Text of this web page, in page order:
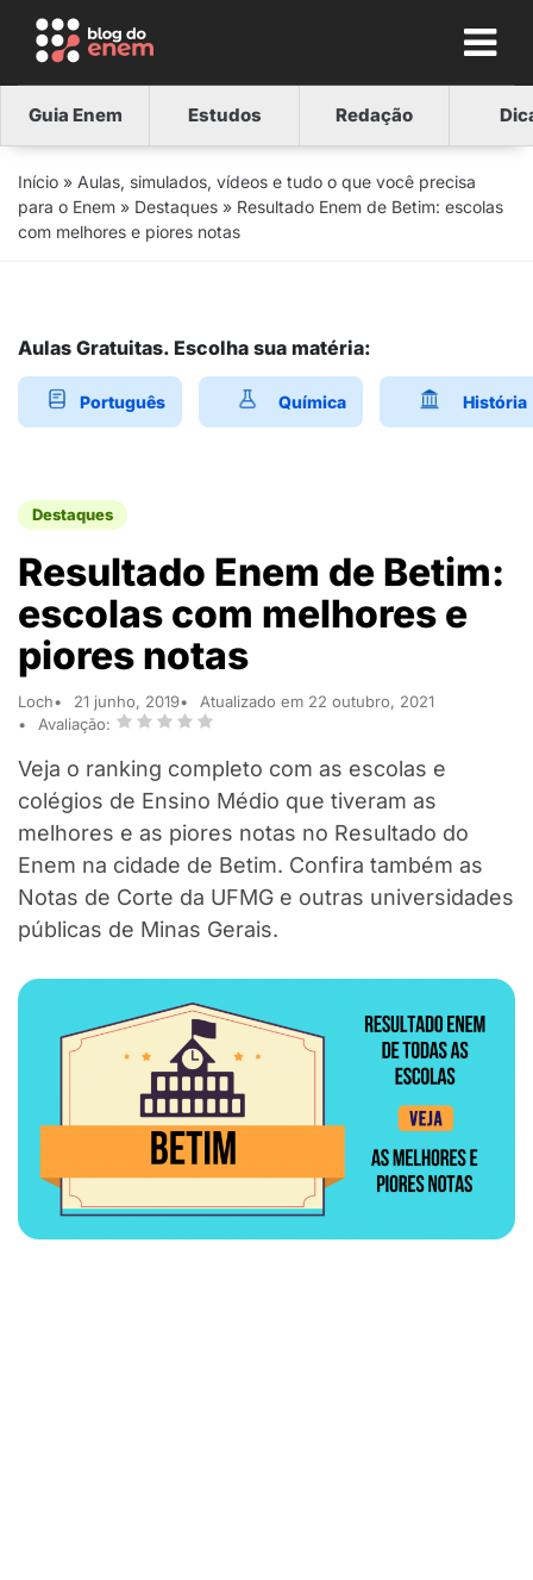
Guia Enem Estudos Redação
Início » Aulas, simulados, vídeos e tudo o que você precisa
para o Enem » Destaques » Resultado Enem de Betim: escolas
com melhores e piores notas
Aulas Gratuitas. Escolha sua matéria:
Português Química História
Destaques
Resultado Enem de Betim:
escolas com melhores e
piores notas
Loch 21 junho, 2019
Atualizado em 22 outubro, 2021
Avaliação:
Veja o ranking completo com as escolas e
colégios de Ensino Médio que tiveram as
melhores e as piores notas no Resultado do
Enem na cidade de Betim. Confira também as
Notas de Corte da UFMG e outras universidades
públicas de Minas Gerais.